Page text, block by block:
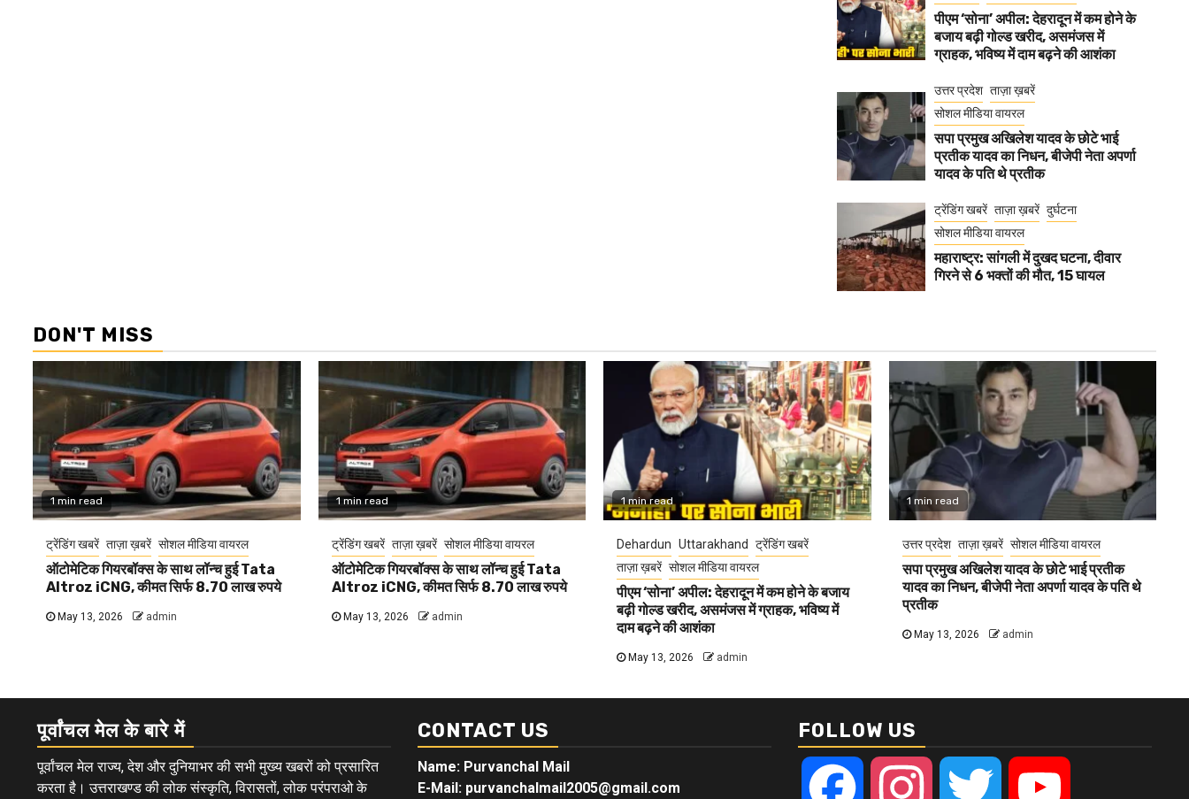
पीएम ‘सोना’ अपील: देहरादून में कम होने के
बजाय बढ़ी गोल्ड खरीद, असमंजस में
ग्राहक, भविष्य में दाम बढ़ने की आशंका
उत्तर प्रदेश ताज़ा ख़बरें
सोशल मीडिया वायरल
सपा प्रमुख अखिलेश यादव के छोटे भाई
प्रतीक यादव का निधन, बीजेपी नेता अपर्णा
यादव के पति थे प्रतीक
ट्रेंडिंग खबरें ताज़ा ख़बरें दुर्घटना
सोशल मीडिया वायरल
महाराष्ट्र: सांगली में दुखद घटना, दीवार
गिरने से 6 भक्तों की मौत, 15 घायल
DON'T MISS
1 min read
ट्रेंडिंग खबरें ताज़ा ख़बरें सोशल मीडिया वायरल
ऑटोमेटिक गियरबॉक्स के साथ लॉन्च हुई Tata
Altroz iCNG, कीमत सिर्फ 8.70 लाख रुपये
May 13, 2026 admin
1 min read
ट्रेंडिंग खबरें ताज़ा ख़बरें सोशल मीडिया वायरल
ऑटोमेटिक गियरबॉक्स के साथ लॉन्च हुई Tata
Altroz iCNG, कीमत सिर्फ 8.70 लाख रुपये
May 13, 2026 admin
1 min read
Dehardun Uttarakhand
ट्रेंडिंग खबरें
ताज़ा ख़बरें सोशल मीडिया वायरल
पीएम ‘सोना’ अपील: देहरादून में कम होने के बजाय
बढ़ी गोल्ड खरीद, असमंजस में ग्राहक, भविष्य में
दाम बढ़ने की आशंका
May 13, 2026 admin
1 min read
उत्तर प्रदेश ताज़ा ख़बरें सोशल मीडिया वायरल
सपा प्रमुख अखिलेश यादव के छोटे भाई प्रतीक
यादव का निधन, बीजेपी नेता अपर्णा यादव के पति थे
प्रतीक
May 13, 2026 admin
पूर्वांचल मेल के बारे में
पूर्वांचल मेल राज्य, देश और दुनियाभर की सभी मुख्य खबरों को प्रसारित
करता है। उत्तराखण्ड की लोक संस्कृति, विरासतों, लोक परंपराओ के
CONTACT US
Name: Purvanchal Mail
E-Mail: purvanchalmail2005@gmail.com
FOLLOW US
Facebook Instagram Twitter